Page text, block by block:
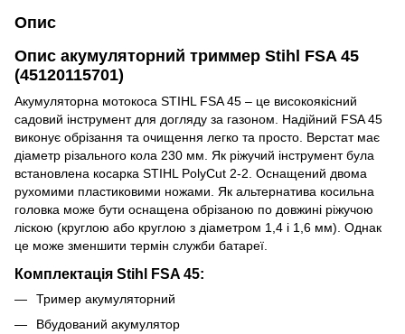
Опис
Опис акумуляторний триммер Stihl FSA 45
(45120115701)
Акумуляторна мотокоса STIHL FSA 45 – це високоякісний
садовий інструмент для догляду за газоном. Надійний FSA 45
виконує обрізання та очищення легко та просто. Верстат має
діаметр різального кола 230 мм. Як ріжучий інструмент була
встановлена ​​косарка STIHL PolyCut 2-2. Оснащений двома
рухомими пластиковими ножами. Як альтернатива косильна
головка може бути оснащена обрізаною по довжині ріжучою
ліскою (круглою або круглою з діаметром 1,4 і 1,6 мм). Однак
це може зменшити термін служби батареї.
Комплектація Stihl FSA 45:
Тример акумуляторний
Вбудований акумулятор